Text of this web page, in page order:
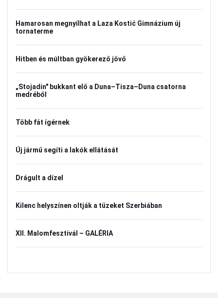
Hamarosan megnyílhat a Laza Kostić Gimnázium új
tornaterme
Hitben és múltban gyökerező jövő
„Stojadin" bukkant elő a Duna–Tisza–Duna csatorna
medréből
Több fát ígérnek
Új jármű segíti a lakók ellátását
Drágult a dízel
Kilenc helyszínen oltják a tüzeket Szerbiában
XII. Malomfesztivál – GALÉRIA